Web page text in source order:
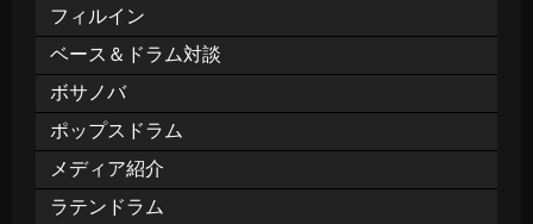
フィルイン
ベース＆ドラム対談
ボサノバ
ポップスドラム
メディア紹介
ラテンドラム